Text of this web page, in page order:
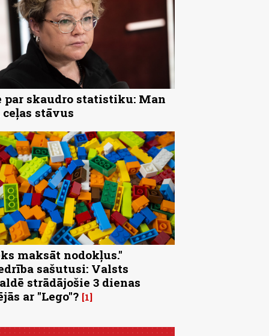
par skaudro statistiku: Man
stāvus
maksāt nodokļus."
sašutusi: Valsts
strādājošie 3 dienas
ar "Lego"? 1